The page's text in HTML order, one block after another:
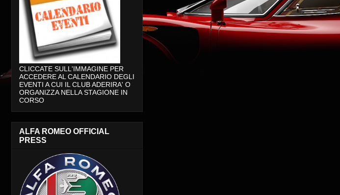
CLICCATE SULL'IMMAGINE PER
ACCEDERE AL CALENDARIO DEGLI
EVENTI A CUI IL CLUB ADERIRA' O
ORGANIZZA NELLA STAGIONE IN
CORSO
ALFA ROMEO OFFICIAL
PRESS